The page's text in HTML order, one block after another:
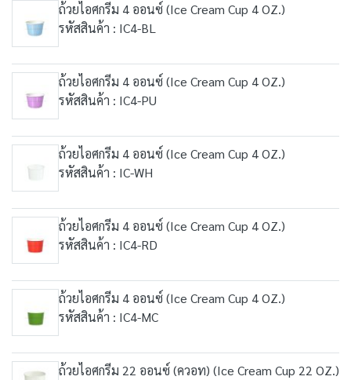
ถ้วยไอศกรีม 4 ออนซ์ (Ice Cream Cup 4 OZ.)
รหัสสินค้า : IC4-BL
ถ้วยไอศกรีม 4 ออนซ์ (Ice Cream Cup 4 OZ.)
รหัสสินค้า : IC4-PU
ถ้วยไอศกรีม 4 ออนซ์ (Ice Cream Cup 4 OZ.)
รหัสสินค้า : IC-WH
ถ้วยไอศกรีม 4 ออนซ์ (Ice Cream Cup 4 OZ.)
รหัสสินค้า : IC4-RD
ถ้วยไอศกรีม 4 ออนซ์ (Ice Cream Cup 4 OZ.)
รหัสสินค้า : IC4-MC
ถ้วยไอศกรีม 22 ออนซ์ (ควอท) (Ice Cream Cup 22 OZ.)